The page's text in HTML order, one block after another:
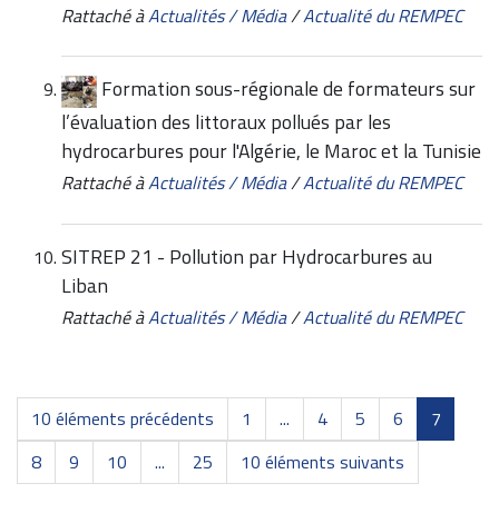
Rattaché àActualités / Média/Actualité du REMPEC
Formation sous-régionale de formateurs sur
l’évaluation des littoraux pollués par les
hydrocarbures pour l'Algérie, le Maroc et la Tunisie
Rattaché àActualités / Média/Actualité du REMPEC
SITREP 21 - Pollution par Hydrocarbures au
Liban
Rattaché àActualités / Média/Actualité du REMPEC
10 éléments précédents 1 ... 4 5 6
7
8
9 10 ... 25 10 éléments suivants